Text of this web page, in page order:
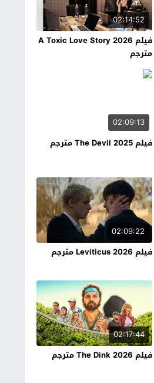
02:14:52
فيلم A Toxic Love Story 2026
مترجم
02:09:13
فيلم The Devil 2025 مترجم
02:09:22
فيلم Leviticus 2026 مترجم
02:17:44
فيلم The Dink 2026 مترجم